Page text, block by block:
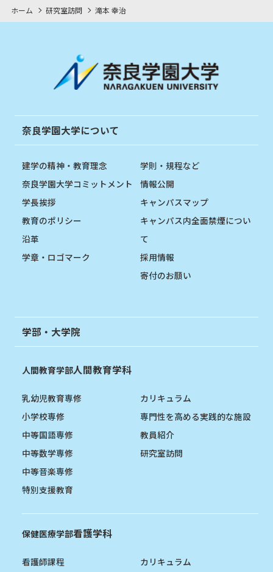
ホーム 研究室訪問 滝本 幸治
奈良学園大学について
建学の精神・教育理念
奈良学園大学コミットメント
学長挨拶
教育のポリシー
沿革
学章・ロゴマーク
学則・規程など
情報公開
キャンパスマップ
キャンパス内全面禁煙につい
て
採用情報
寄付のお願い
学部・大学院
人間教育学部人間教育学科
乳幼児教育専修
小学校専修
中等国語専修
中等数学専修
中等音楽専修
特別支援教育
カリキュラム
専門性を高める実践的な施設
教員紹介
研究室訪問
保健医療学部看護学科
看護師課程
カリキュラム